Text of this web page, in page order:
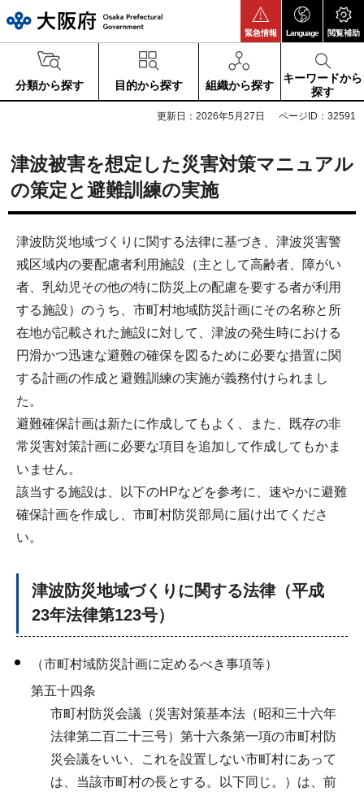
緊急情報 Language 閲覧補助
分類から探す 目的から探す 組織から探す
キーワードから
探す
更新日：2026年5月27日 ページID：32591
津波被害を想定した災害対策マニュアル
の策定と避難訓練の実施
津波防災地域づくりに関する法律に基づき、津波災害警
戒区域内の要配慮者利用施設（主として高齢者、障がい
者、乳幼児その他の特に防災上の配慮を要する者が利用
する施設）のうち、市町村地域防災計画にその名称と所
在地が記載された施設に対して、津波の発生時における
円滑かつ迅速な避難の確保を図るために必要な措置に関
する計画の作成と避難訓練の実施が義務付けられまし
た。
避難確保計画は新たに作成してもよく、また、既存の非
常災害対策計画に必要な項目を追加して作成してもかま
いません。
該当する施設は、以下のHPなどを参考に、速やかに避難
確保計画を作成し、市町村防災部局に届け出てくださ
い。
津波防災地域づくりに関する法律（平成
23年法律第123号）
（市町村域防災計画に定めるべき事項等）
第五十四条
市町村防災会議（災害対策基本法（昭和三十六年
法律第二百二十三号）第十六条第一項の市町村防
災会議をいい、これを設置しない市町村にあって
は、当該市町村の長とする。以下同じ。）は、前